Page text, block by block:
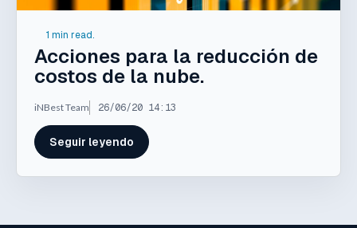
1 min read.
Acciones para la reducción de
costos de la nube.
iNBest Team 26/06/20 14:13
Seguir leyendo